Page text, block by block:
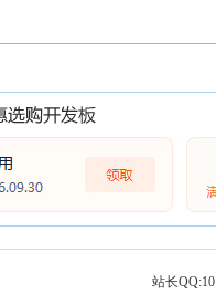
站长